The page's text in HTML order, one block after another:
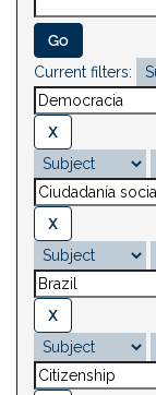
Current filters: